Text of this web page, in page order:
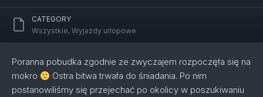
CATEGORY
Wszystkie, Wyjazdy urlopowe
Poranna pobudka zgodnie ze zwyczajem rozpoczęła się na
mokro
Ostra bitwa trwała do śniadania. Po nim
postanowiliśmy się przejechać po okolicy w poszukiwaniu